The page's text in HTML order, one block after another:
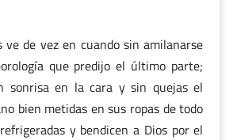
ve de vez en cuando sin amilanarse
que predijo el último parte;
sonrisa en la cara y sin quejas el
bien metidas en sus ropas de todo
y bendicen a Dios por el